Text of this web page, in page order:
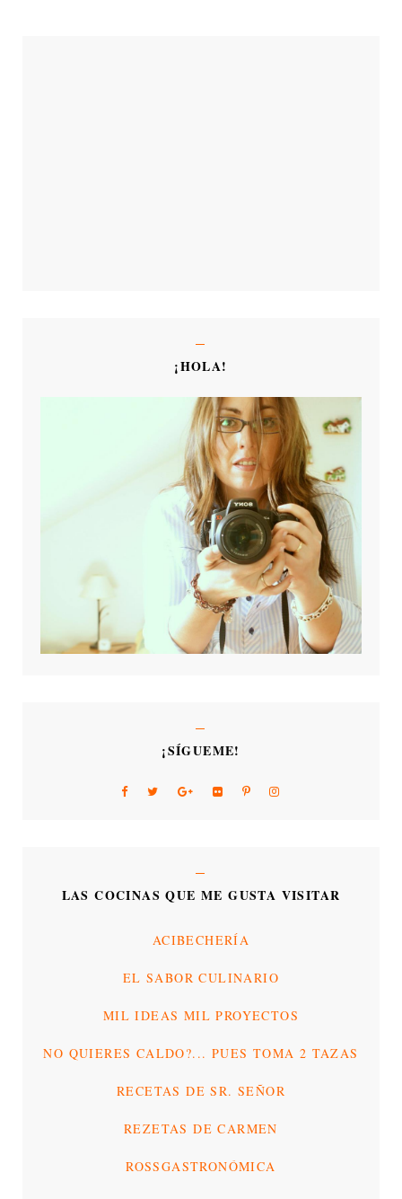
¡HOLA!
¡SÍGUEME!
LAS COCINAS QUE ME GUSTA VISITAR
ACIBECHERÍA
EL SABOR CULINARIO
MIL IDEAS MIL PROYECTOS
NO QUIERES CALDO?... PUES TOMA 2 TAZAS
RECETAS DE SR. SEÑOR
REZETAS DE CARMEN
ROSSGASTRONÓMICA